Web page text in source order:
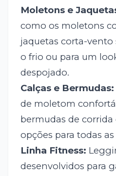
Moletons e
como os moletons
jaquetas corta-vento
o frio ou para um
despojado.
Calças e Bermudas:
de moletom
bermudas de corrida
opções para todas
Linha Fitness:
desenvolvidos para